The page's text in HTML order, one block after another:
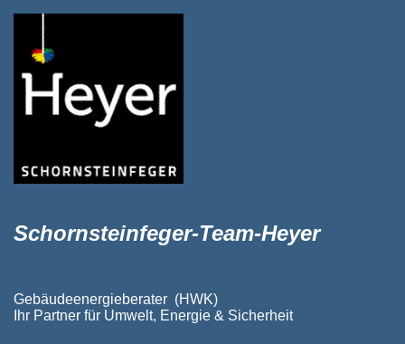
Schornsteinfeger-Team-Heyer
Gebäudeenergieberater (HWK)
Ihr Partner für Umwelt, Energie & Sicherheit